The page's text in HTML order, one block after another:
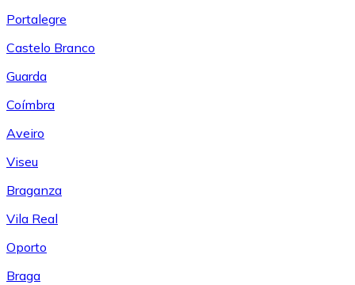
Portalegre
Castelo Branco
Guarda
Coímbra
Aveiro
Viseu
Braganza
Vila Real
Oporto
Braga